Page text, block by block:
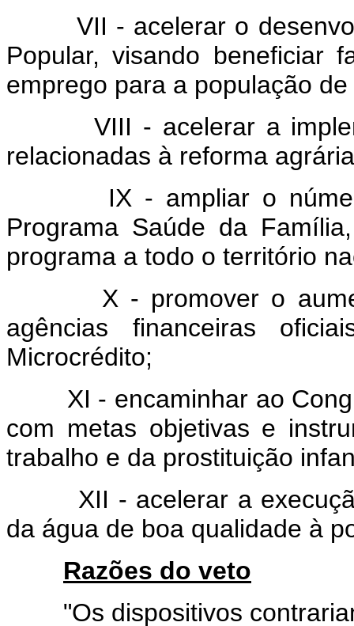
VII - acelerar o
Popular, visando beneficiar
emprego para a população
VIII - acelerar a
relacionadas à reforma
IX - ampliar o número
Programa Saúde da
programa a todo o território
X - promover o
agências financeiras
Microcrédito;
XI - encaminhar ao
com metas objetivas e
trabalho e da prostituição
XII - acelerar a execução
da água de boa qualidade à
Razões do veto
"Os dispositivos